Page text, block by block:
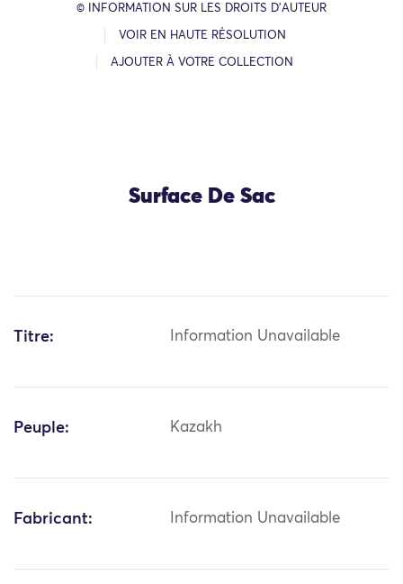
© INFORMATION SUR LES DROITS D’AUTEUR
VOIR EN HAUTE RÉSOLUTION
AJOUTER À VOTRE COLLECTION
Surface De Sac
Titre: Information Unavailable
Peuple: Kazakh
Fabricant: Information Unavailable